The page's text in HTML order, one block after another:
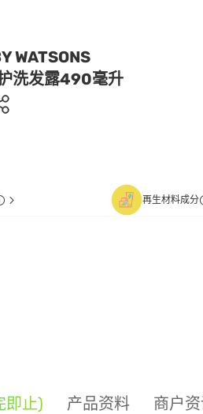
WATSONS
洗发露490毫升
再生材料成分
即止) 产品资料 商户